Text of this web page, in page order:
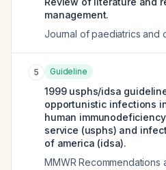
management.
Journal of paediatrics and
5 Guideline
1999 usphs/idsa
opportunistic infections
human
service (usphs) and
of america (idsa).
MMWR Recommendations